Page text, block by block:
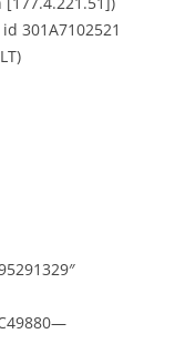
301A7102521